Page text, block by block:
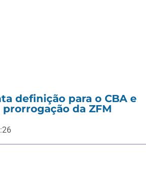
definição para o CBA e
da ZFM